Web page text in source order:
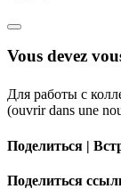
Vous devez
Для работы с
(ouvrir dans une
Поделиться |
Поделиться